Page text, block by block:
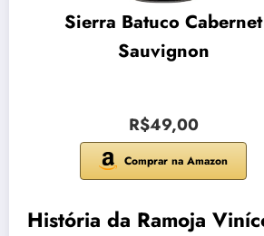
Sierra Batuco Cabernet
Sauvignon
R$49,00
Comprar na Amazon
História da Ramoja